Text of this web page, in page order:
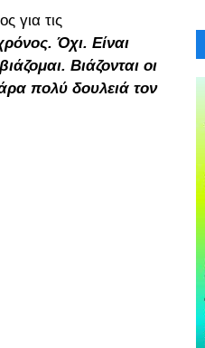
για τις
Όχι. Είναι
Βιάζονται οι
πολύ δουλειά τον